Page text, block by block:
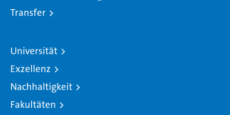
Transfer
Universität
Exzellenz
Nachhaltigkeit
Fakultäten